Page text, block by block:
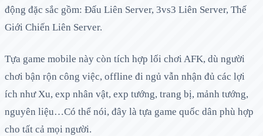
động đặc sắc gồm: Đấu Liên Server, 3vs3 Liên Server, Thế
Giới Chiến Liên Server.
Tựa game mobile này còn tích hợp lối chơi AFK, dù người
chơi bận rộn công việc, offline đi ngủ vẫn nhận đủ các lợi
ích như Xu, exp nhân vật, exp tướng, trang bị, mảnh tướng,
nguyên liệu…Có thể nói, đây là tựa game quốc dân phù hợp
cho tất cả mọi người.